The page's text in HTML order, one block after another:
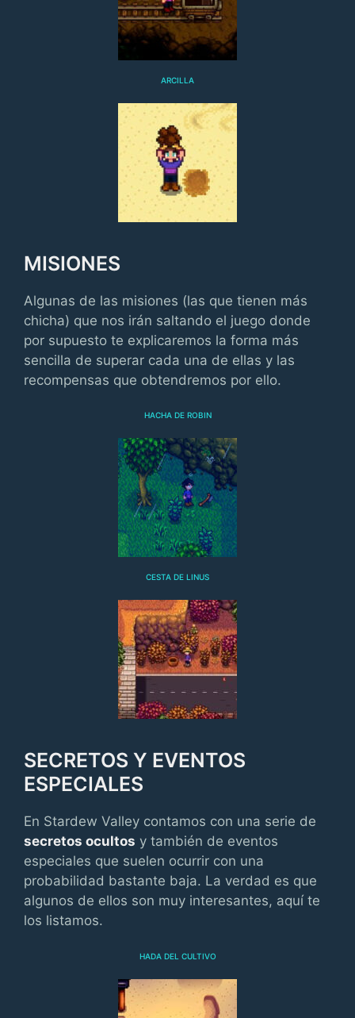
ARCILLA
MISIONES
Algunas de las misiones (las que tienen más
chicha) que nos irán saltando el juego donde
por supuesto te explicaremos la forma más
sencilla de superar cada una de ellas y las
recompensas que obtendremos por ello.
HACHA DE ROBIN
CESTA DE LINUS
SECRETOS Y EVENTOS
ESPECIALES
En Stardew Valley contamos con una serie de
secretos ocultos y también de eventos
especiales que suelen ocurrir con una
probabilidad bastante baja. La verdad es que
algunos de ellos son muy interesantes, aquí te
los listamos.
HADA DEL CULTIVO